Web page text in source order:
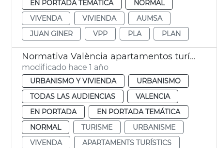
EN PORTADA TEMÁTICA
NORMAL
VIVENDA
VIVIENDA
AUMSA
JUAN GINER
VPP PLA PLAN
Normativa València apartamentos turísticos
modificado hace 1 año
URBANISMO Y VIVIENDA
URBANISMO
TODAS LAS AUDIENCIAS
VALENCIA
EN PORTADA
EN PORTADA TEMÁTICA
NORMAL
TURISME
URBANISME
VIVENDA
APARTAMENTS TURÍSTICS